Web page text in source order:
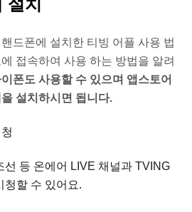
설치
드폰에 설치한 티빙 어플 사용 법
접속하여 사용 하는 방법을 알려
폰도 사용할 수 있으며 앱스토어
설치하시면 됩니다.
선 등 온에어 LIVE 채널과 TVING
청할 수 있어요.